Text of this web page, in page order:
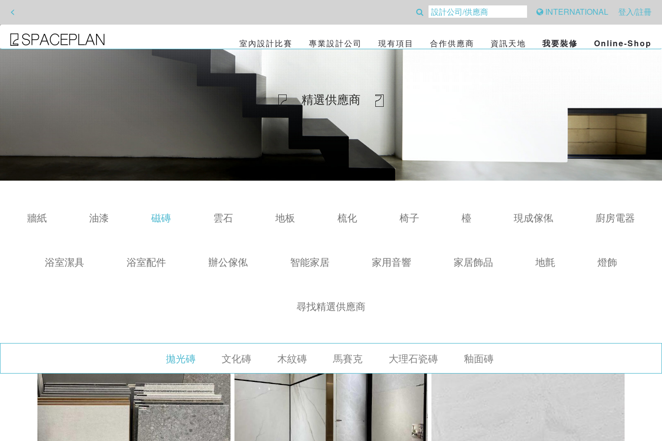
< INTERNATIONAL 登入/註冊
室內設計比賽 專業設計公司 現有項目 合作供應商 資訊天地 我要裝修 Online-Shop
精選供應商
牆紙 油漆 磁磚 雲石 地板 梳化 椅子 檯 現成傢俬 廚房電器
浴室潔具 浴室配件 辦公傢俬 智能家居 家用音響 家居飾品 地氈 燈飾
尋找精選供應商
拋光磚 文化磚 木紋磚 馬賽克 大理石瓷磚 釉面磚